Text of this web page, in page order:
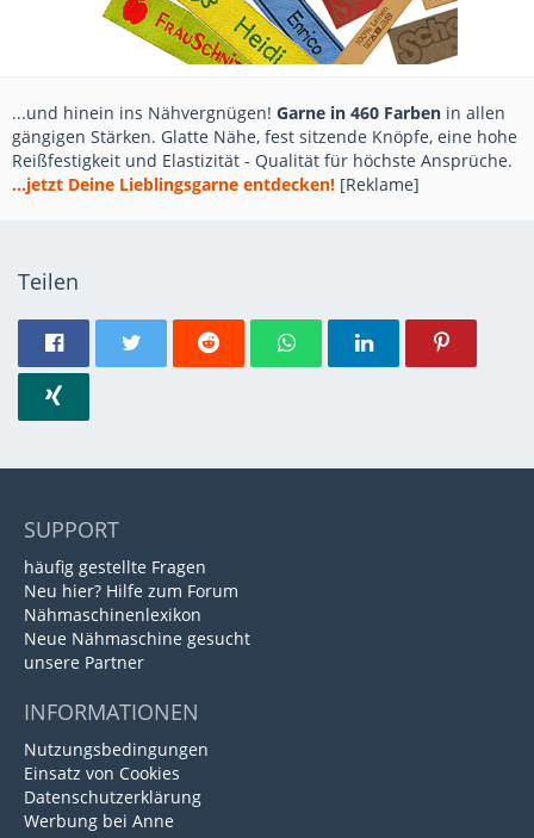
...und hinein ins Nähvergnügen! Garne in 460 Farben in allen
gängigen Stärken. Glatte Nähe, fest sitzende Knöpfe, eine hohe
Reißfestigkeit und Elastizität - Qualität für höchste Ansprüche.
...jetzt Deine Lieblingsgarne entdecken! [Reklame]
Teilen
SUPPORT
häufig gestellte Fragen
Neu hier? Hilfe zum Forum
Nähmaschinenlexikon
Neue Nähmaschine gesucht
unsere Partner
INFORMATIONEN
Nutzungsbedingungen
Einsatz von Cookies
Datenschutzerklärung
Werbung bei Anne